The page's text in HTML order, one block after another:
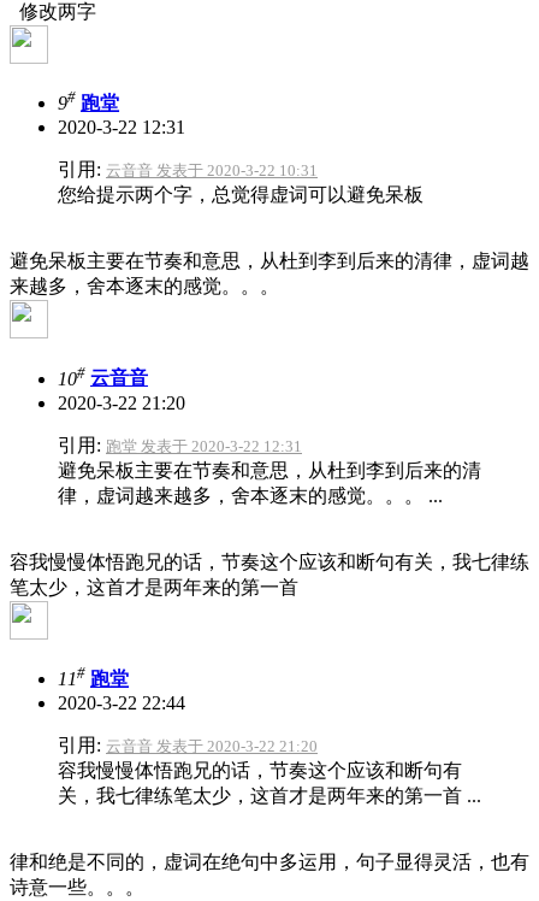
修改两字
9# 跑堂
2020-3-22 12:31
引用: 云音音 发表于 2020-3-22 10:31
您给提示两个字，总觉得虚词可以避免呆板
避免呆板主要在节奏和意思，从杜到李到后来的清律，虚词越
来越多，舍本逐末的感觉。。。
10# 云音音
2020-3-22 21:20
引用: 跑堂 发表于 2020-3-22 12:31
避免呆板主要在节奏和意思，从杜到李到后来的清
律，虚词越来越多，舍本逐末的感觉。。。 ...
容我慢慢体悟跑兄的话，节奏这个应该和断句有关，我七律练
笔太少，这首才是两年来的第一首
11# 跑堂
2020-3-22 22:44
引用: 云音音 发表于 2020-3-22 21:20
容我慢慢体悟跑兄的话，节奏这个应该和断句有
关，我七律练笔太少，这首才是两年来的第一首 ...
律和绝是不同的，虚词在绝句中多运用，句子显得灵活，也有
诗意一些。。。